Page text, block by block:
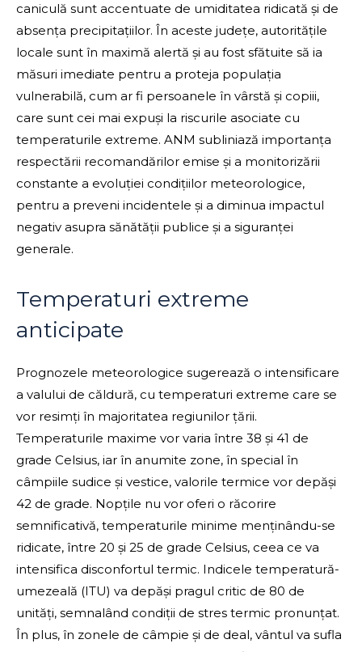
caniculă sunt accentuate de umiditatea ridicată și de
absența precipitațiilor. În aceste județe, autoritățile
locale sunt în maximă alertă și au fost sfătuite să ia
măsuri imediate pentru a proteja populația
vulnerabilă, cum ar fi persoanele în vârstă și copiii,
care sunt cei mai expuși la riscurile asociate cu
temperaturile extreme. ANM subliniază importanța
respectării recomandărilor emise și a monitorizării
constante a evoluției condițiilor meteorologice,
pentru a preveni incidentele și a diminua impactul
negativ asupra sănătății publice și a siguranței
generale.
Temperaturi extreme
anticipate
Prognozele meteorologice sugerează o intensificare
a valului de căldură, cu temperaturi extreme care se
vor resimți în majoritatea regiunilor țării.
Temperaturile maxime vor varia între 38 și 41 de
grade Celsius, iar în anumite zone, în special în
câmpiile sudice și vestice, valorile termice vor depăși
42 de grade. Nopțile nu vor oferi o răcorire
semnificativă, temperaturile minime menținându-se
ridicate, între 20 și 25 de grade Celsius, ceea ce va
intensifica disconfortul termic. Indicele temperatură-
umezeală (ITU) va depăși pragul critic de 80 de
unități, semnalând condiții de stres termic pronunțat.
În plus, în zonele de câmpie și de deal, vântul va sufla